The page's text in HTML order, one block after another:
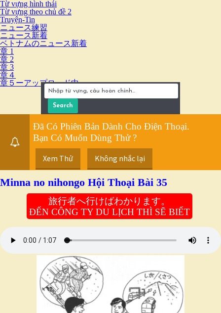
Từ vựng hình thái
Từ vựng theo chủ đề 2
Truyện-Tin
ニュース練習
ニュース新着
ベトナムのニュース新着
章 1
章 2
章 3
章４
章５ーアップロード中
Đã Có Phiên Bản Dành Cho Điện Thoại.
Bạn Có Muốn Dùng Thử ?
Xem Thử Không nhắc lại
Minna no nihongo Hội Thoại Bài 35
旅行者へ行けばわかります。
ĐẾN CÔNG TY DU LỊCH THÌ SẼ BIẾT